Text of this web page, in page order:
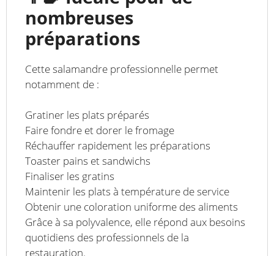
nombreuses
préparations
Cette salamandre professionnelle permet
notamment de :
Gratiner les plats préparés
Faire fondre et dorer le fromage
Réchauffer rapidement les préparations
Toaster pains et sandwichs
Finaliser les gratins
Maintenir les plats à température de service
Obtenir une coloration uniforme des aliments
Grâce à sa polyvalence, elle répond aux besoins
quotidiens des professionnels de la
restauration.